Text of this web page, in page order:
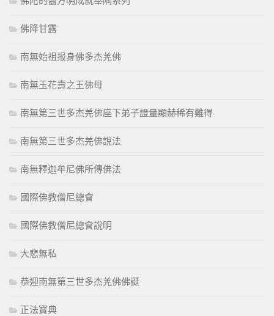
佛降甘露
南無始祖报身佛多杰羌佛
南無玉花壽之王佛母
南無第三世多杰羌佛座下弟子證量顯赫稀有難得
南無第三世多杰羌佛說法
南無釋迦牟尼佛所傳佛法
國際佛教僧尼總會
國際佛教僧尼總會說明
大悲無私
恭迎南無第三世多杰羌佛佛誕
正法寶典